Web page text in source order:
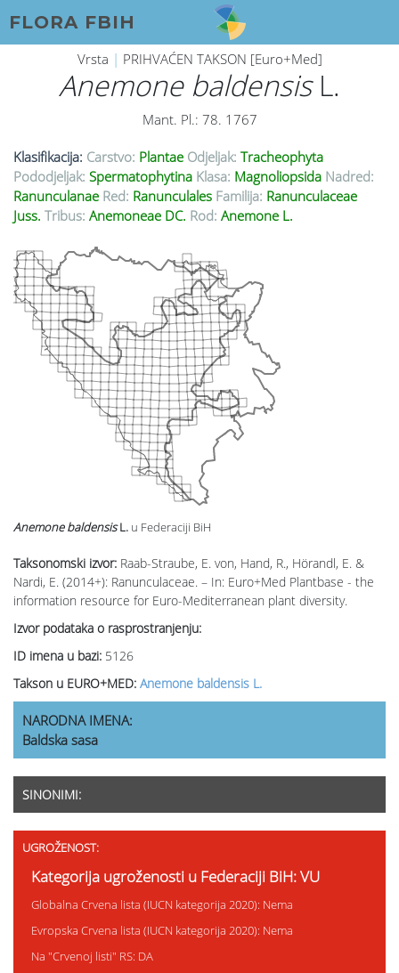
FLORA FBIH
Vrsta | PRIHVAĆEN TAKSON [Euro+Med]
Anemone baldensis L.
Mant. Pl.: 78. 1767
Klasifikacija: Carstvo: Plantae Odjeljak: Tracheophyta
Pododjeljak: Spermatophytina Klasa: Magnoliopsida Nadred:
Ranunculanae Red: Ranunculales Familija: Ranunculaceae
Juss. Tribus: Anemoneae DC. Rod: Anemone L.
Taksonomski izvor: Raab-Straube, E. von, Hand, R., Hörandl, E. &
Nardi, E. (2014+): Ranunculaceae. – In: Euro+Med Plantbase - the
information resource for Euro-Mediterranean plant diversity.
Izvor podataka o rasprostranjenju:
ID imena u bazi: 5126
Takson u EURO+MED: Anemone baldensis L.
Anemone baldensisL. u Federaciji BiH
NARODNA IMENA:
Baldska sasa
SINONIMI:
UGROŽENOST:
Kategorija ugroženosti u Federaciji BiH: VU
Globalna Crvena lista (IUCN kategorija 2020): Nema
Evropska Crvena lista (IUCN kategorija 2020): Nema
Na "Crvenoj listi" RS: DA